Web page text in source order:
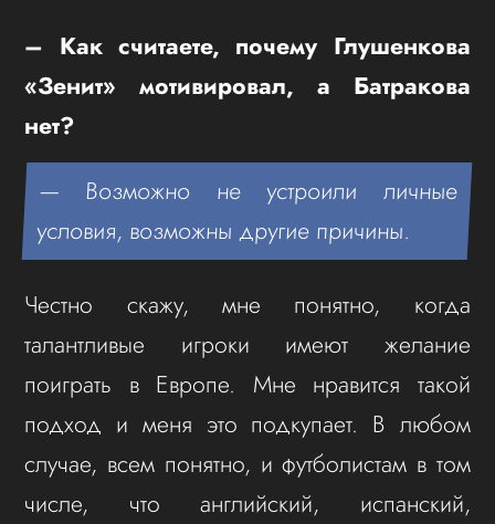
– Как считаете, почему Глушенкова
«Зенит» мотивировал, а Батракова
нет?
— Возможно не устроили личные
условия, возможны другие причины.
Честно скажу, мне понятно, когда
талантливые игроки имеют желание
поиграть в Европе. Мне нравится такой
подход и меня это подкупает. В любом
случае, всем понятно, и футболистам в том
числе, что английский, испанский,